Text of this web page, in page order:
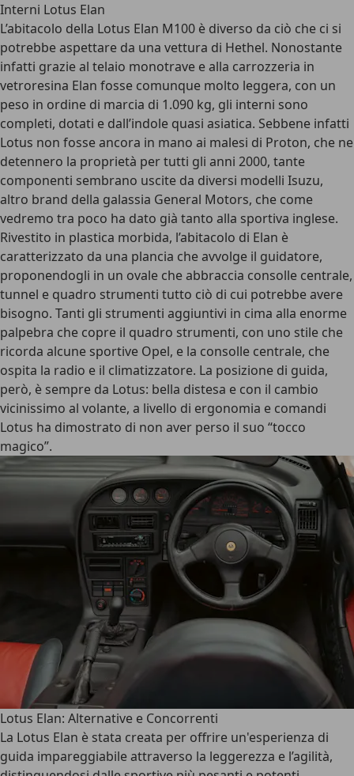
Interni Lotus Elan
L’abitacolo della Lotus Elan M100 è diverso da ciò che ci si
potrebbe aspettare da una vettura di Hethel. Nonostante
infatti grazie al telaio monotrave e alla carrozzeria in
vetroresina Elan fosse comunque molto leggera, con un
peso in ordine di marcia di 1.090 kg, gli interni sono
completi, dotati e dall’indole quasi asiatica. Sebbene infatti
Lotus non fosse ancora in mano ai malesi di Proton, che ne
detennero la proprietà per tutti gli anni 2000, tante
componenti sembrano uscite da diversi modelli Isuzu,
altro brand della galassia General Motors, che come
vedremo tra poco ha dato già tanto alla sportiva inglese.
Rivestito in plastica morbida, l’abitacolo di Elan è
caratterizzato da una plancia che avvolge il guidatore,
proponendogli in un ovale che abbraccia consolle centrale,
tunnel e quadro strumenti tutto ciò di cui potrebbe avere
bisogno. Tanti gli strumenti aggiuntivi in cima alla enorme
palpebra che copre il quadro strumenti, con uno stile che
ricorda alcune sportive Opel, e la consolle centrale, che
ospita la radio e il climatizzatore. La posizione di guida,
però, è sempre da Lotus: bella distesa e con il cambio
vicinissimo al volante, a livello di ergonomia e comandi
Lotus ha dimostrato di non aver perso il suo “tocco
magico”.
Lotus Elan: Alternative e Concorrenti
La Lotus Elan è stata creata per offrire un'esperienza di
guida impareggiabile attraverso la leggerezza e l’agilità,